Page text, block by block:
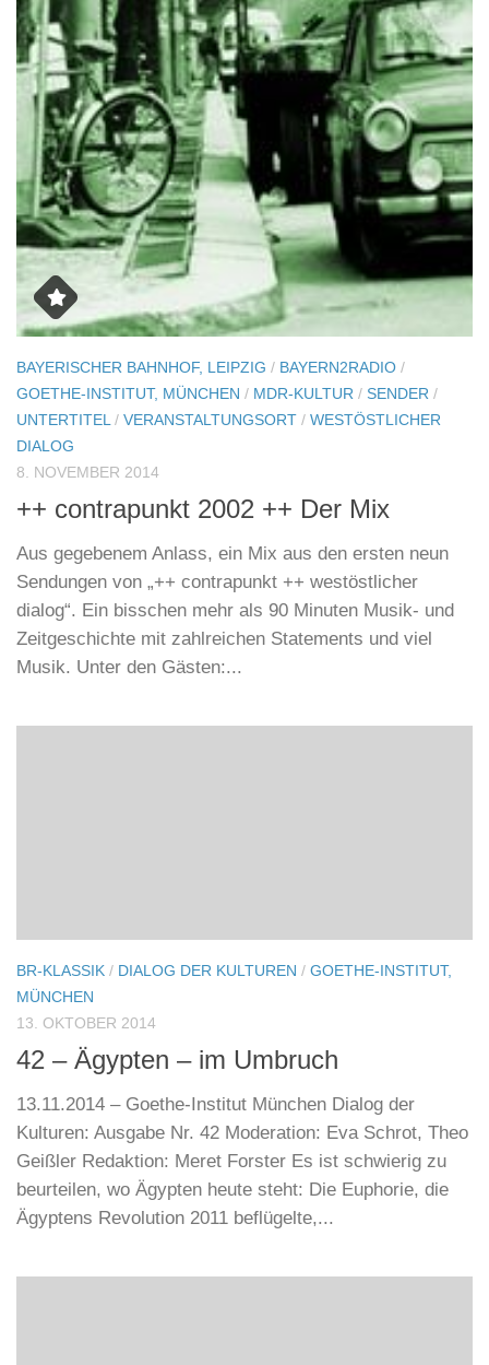
BAYERISCHER BAHNHOF, LEIPZIG / BAYERN2RADIO /
GOETHE-INSTITUT, MÜNCHEN / MDR-KULTUR / SENDER /
UNTERTITEL/ VERANSTALTUNGSORT / WESTÖSTLICHER
DIALOG
8. NOVEMBER 2014
++ contrapunkt 2002 ++ Der Mix
Aus gegebenem Anlass, ein Mix aus den ersten neun
Sendungen von „++ contrapunkt ++ westöstlicher
dialog“. Ein bisschen mehr als 90 Minuten Musik- und
Zeitgeschichte mit zahlreichen Statements und viel
Musik. Unter den Gästen:...
BR-KLASSIK / DIALOG DER KULTUREN / GOETHE-INSTITUT,
MÜNCHEN
13. OKTOBER 2014
42 – Ägypten – im Umbruch
13.11.2014 – Goethe-Institut München Dialog der
Kulturen: Ausgabe Nr. 42 Moderation: Eva Schrot, Theo
Geißler Redaktion: Meret Forster Es ist schwierig zu
beurteilen, wo Ägypten heute steht: Die Euphorie, die
Ägyptens Revolution 2011 beflügelte,...